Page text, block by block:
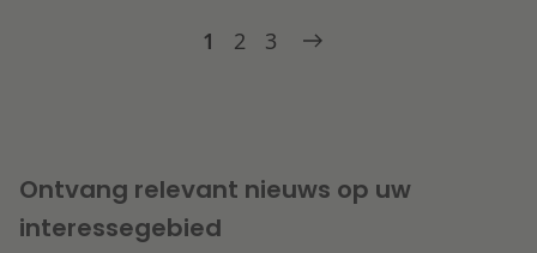
1 2 3
Ontvang relevant nieuws op uw
interessegebied